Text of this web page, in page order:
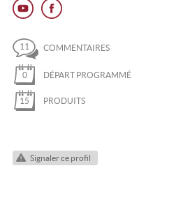
11 COMMENTAIRES
0 DÉPART PROGRAMMÉ
15 PRODUITS
Signaler ce profil